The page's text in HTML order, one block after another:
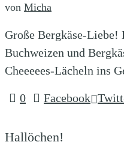
von Micha
Große Bergkäse-
Buchweizen und
Cheeeees-Lächeln ins
0 Facebook
Hallöchen!